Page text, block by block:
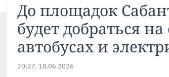
До площадок
будет добраться
автобусах и
20:27, 18.06.2026